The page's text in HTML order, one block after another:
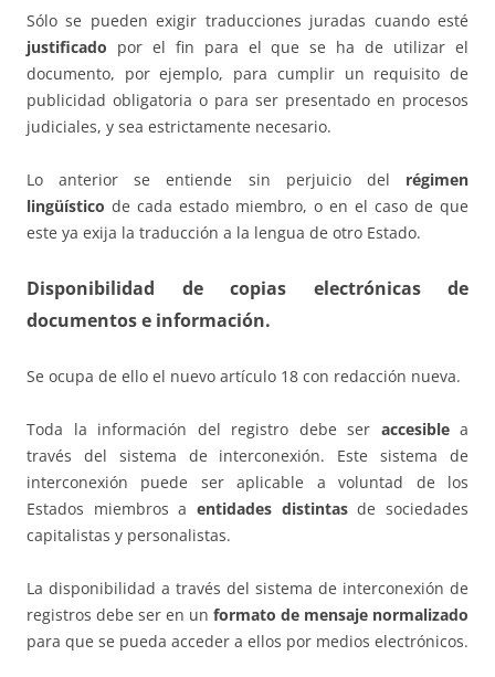
Sólo se pueden exigir traducciones juradas cuando esté
justificado por el fin para el que se ha de utilizar el
documento, por ejemplo, para cumplir un requisito de
publicidad obligatoria o para ser presentado en procesos
judiciales, y sea estrictamente necesario.
Lo anterior se entiende sin perjuicio del régimen
lingüístico de cada estado miembro, o en el caso de que
este ya exija la traducción a la lengua de otro Estado.
Disponibilidad de copias electrónicas de
documentos e información.
Se ocupa de ello el nuevo artículo 18 con redacción nueva.
Toda la información del registro debe ser accesiblea
través del sistema de interconexión. Este sistema de
interconexión puede ser aplicable a voluntad de los
Estados miembros a entidades distintasde sociedades
capitalistas y personalistas.
La disponibilidad a través del sistema de interconexión de
registros debe ser en un formato de mensaje normalizado
para que se pueda acceder a ellos por medios electrónicos.